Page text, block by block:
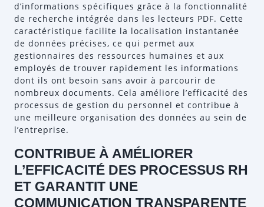
d’informations spécifiques grâce à la fonctionnalité
de recherche intégrée dans les lecteurs PDF. Cette
caractéristique facilite la localisation instantanée
de données précises, ce qui permet aux
gestionnaires des ressources humaines et aux
employés de trouver rapidement les informations
dont ils ont besoin sans avoir à parcourir de
nombreux documents. Cela améliore l’efficacité des
processus de gestion du personnel et contribue à
une meilleure organisation des données au sein de
l’entreprise.
CONTRIBUE À AMÉLIORER
L’EFFICACITÉ DES PROCESSUS RH
ET GARANTIT UNE
COMMUNICATION TRANSPARENTE